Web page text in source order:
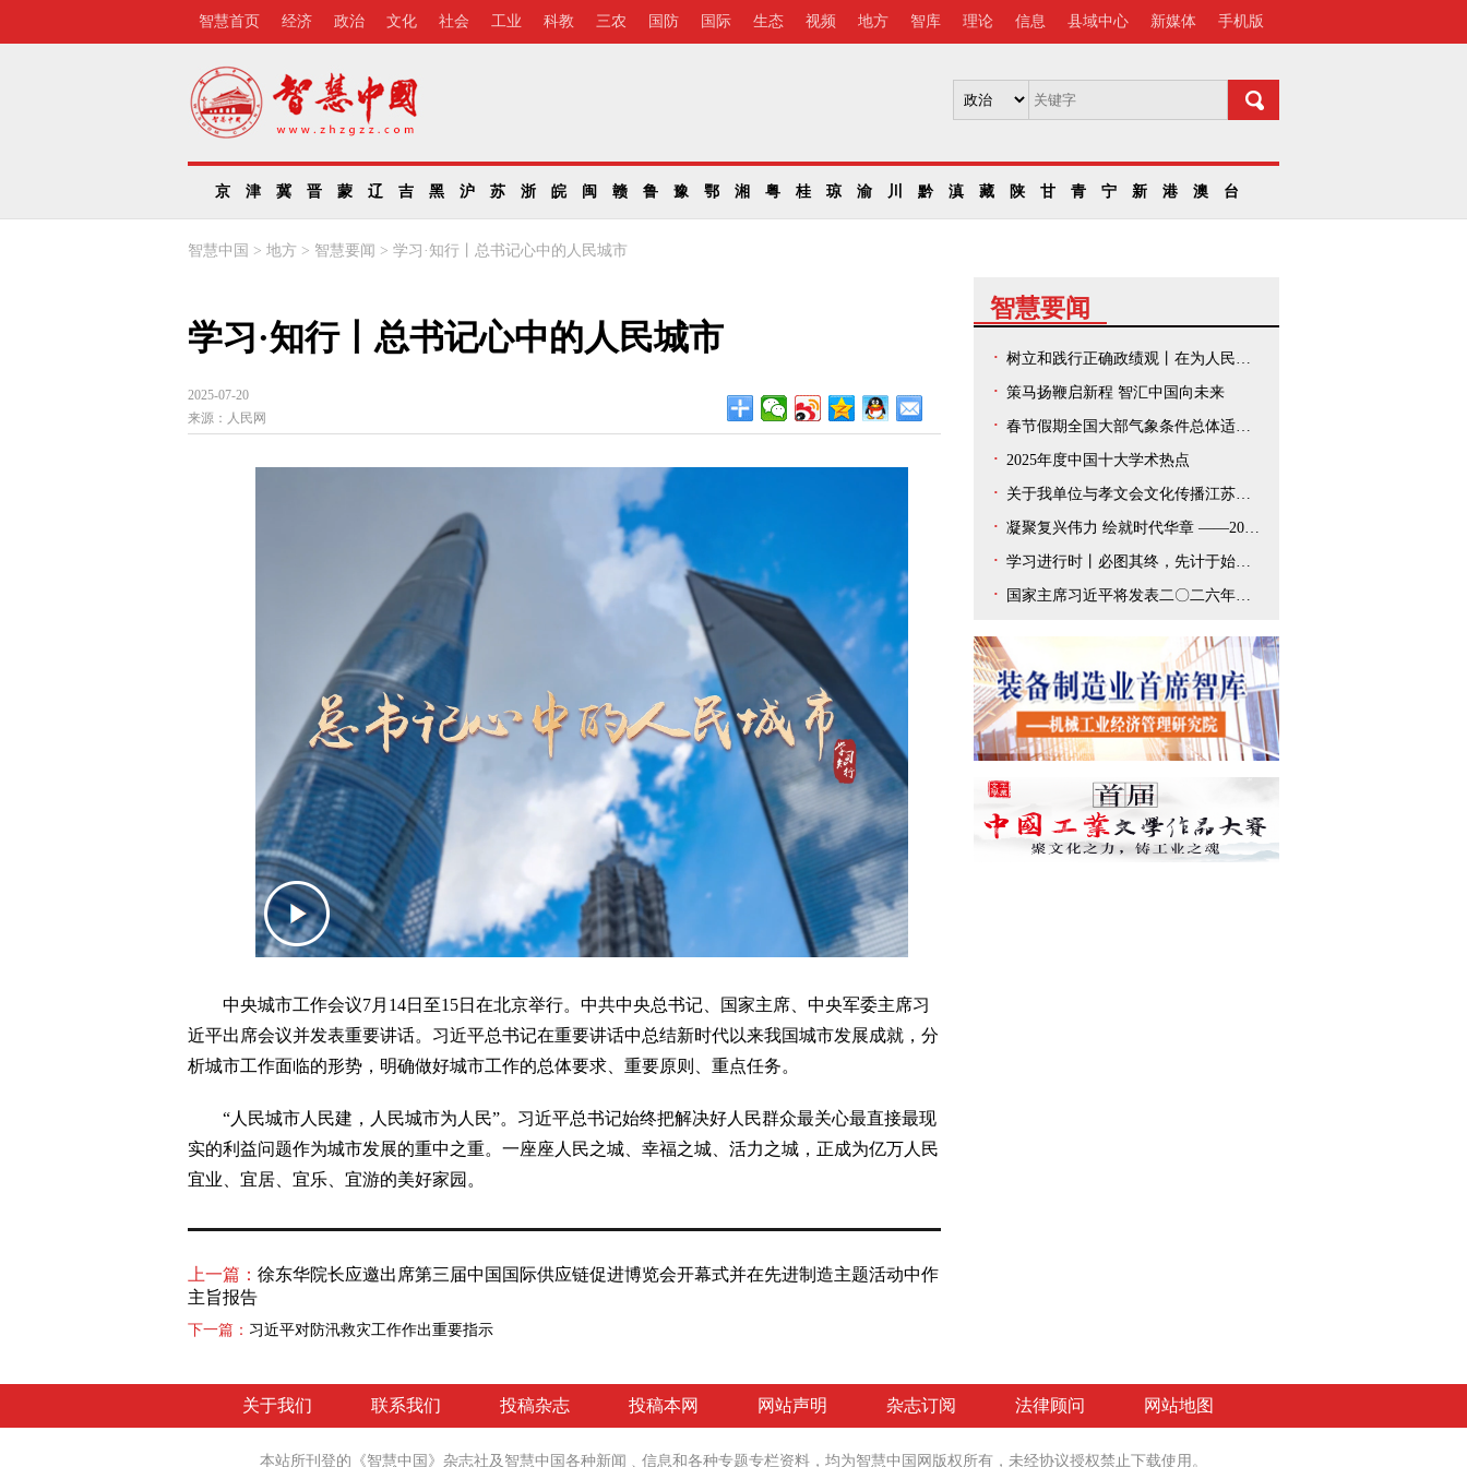
智慧首页 经济 政治 文化 社会 工业 科教 三农 国防 国际 生态 视频 地方 智库 理论 信息 县域中心 新媒体 手机版
京 津 冀 晋 蒙 辽 吉 黑 沪 苏 浙 皖 闽 赣 鲁 豫 鄂 湘 粤 桂 琼 渝 川 黔 滇 藏 陕 甘 青 宁 新 港 澳 台
智慧中国 > 地方 > 智慧要闻 > 学习·知行丨总书记心中的人民城市
学习·知行丨总书记心中的人民城市
2025-07-20
来源： 人民网
中央城市工作会议7月14日至15日在北京举行。中共中央总书记、国家主席、中央军委主席习
近平出席会议并发表重要讲话。习近平总书记在重要讲话中总结新时代以来我国城市发展成就，分
析城市工作面临的形势，明确做好城市工作的总体要求、重要原则、重点任务。
“人民城市人民建，人民城市为人民”。习近平总书记始终把解决好人民群众最关心最直接最现
实的利益问题作为城市发展的重中之重。一座座人民之城、幸福之城、活力之城，正成为亿万人民
宜业、宜居、宜乐、宜游的美好家园。
上一篇： 徐东华院长应邀出席第三届中国国际供应链促进博览会开幕式并在先进制造主题活动中作
主旨报告
下一篇： 习近平对防汛救灾工作作出重要指示
智慧要闻
树立和践行正确政绩观丨在为人民出政绩、以实干出政绩上走在前、作示范——中央和国家机关、人民团体扎实开展树立和践行正确政绩观学习教育
策马扬鞭启新程 智汇中国向未来
春节假期全国大部气象条件总体适宜出游
2025年度中国十大学术热点
关于我单位与孝文会文化传播江苏有限公司解除合作协议的声明
凝聚复兴伟力 绘就时代华章 ——2025年宣传思想文化事业开创新局面
学习进行时丨必图其终，先计于始——总书记新年贺词给我们以深刻启迪
国家主席习近平将发表二〇二六年新年贺词
关于我们 联系我们 投稿杂志 投稿本网 网站声明 杂志订阅 法律顾问 网站地图
本站所刊登的《智慧中国》杂志社及智慧中国各种新闻﹑信息和各种专题专栏资料，均为智慧中国网 版权所有 ，未经协议授权禁止下载使用。